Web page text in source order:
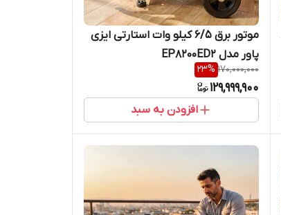
موتور برق ۶/۵ کیلو وات استارتی ایزی
پاور مدل EP8200ED2
170,000,000
23%
129,999,900
افزودن به سبد